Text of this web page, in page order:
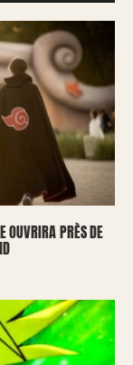
OUVRIRA PRÈS DE